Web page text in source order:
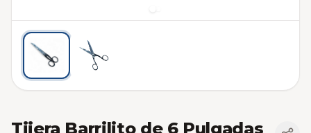
Tijera Barrilito de 6 Pulgadas